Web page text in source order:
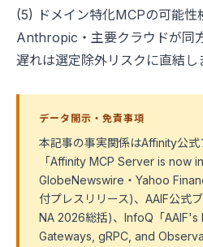
(5) ドメイン特化MCPの可能性
Anthropic・主要クラウドが同
遅れは選定除外リスクに直結し
データ開示・免責事項
本記事の事実関係はAffinity公
「Affinity MCP Server is now
GlobeNewswire・Yahoo
付プレスリリース)、AAIF公式
NA 2026総括)、InfoQ「AAIF's
Gateways, gRPC, and